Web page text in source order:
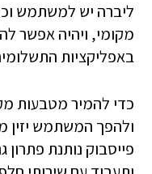
ליברה יש למשתמש
מקומי, ויהיה אפשר
באפליקציות
כדי להמיר מטבעות
ולהפך המשתמש יזין
פייסבוק נותנת פתרון